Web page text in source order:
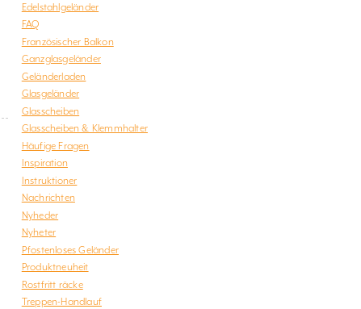
Edelstahlgeländer
FAQ
Französischer Balkon
Ganzglasgeländer
Geländerladen
Glasgeländer
Glasscheiben
Glasscheiben & Klemmhalter
Häufige Fragen
Inspiration
Instruktioner
Nachrichten
Nyheder
Nyheter
Pfostenloses Geländer
Produktneuheit
Rostfritt räcke
Treppen-Handlauf